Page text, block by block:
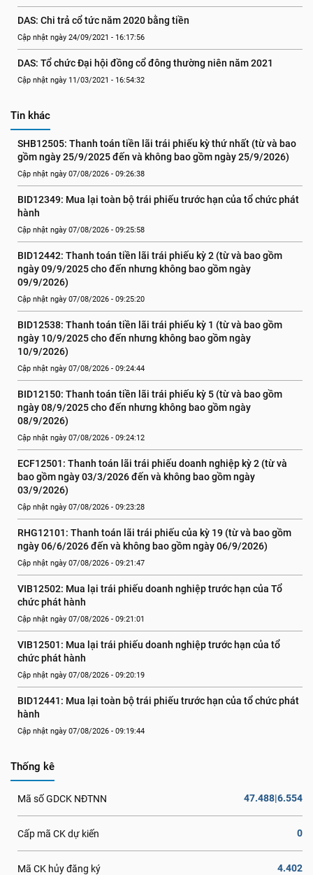
DAS: Chi trả cổ tức năm 2020 bằng tiền
Cập nhật ngày 24/09/2021 - 16:17:56
DAS: Tổ chức Đại hội đồng cổ đông thường niên năm 2021
Cập nhật ngày 11/03/2021 - 16:54:32
Tin khác
SHB12505: Thanh toán tiền lãi trái phiếu kỳ thứ nhất (từ và bao
gồm ngày 25/9/2025 đến và không bao gồm ngày 25/9/2026)
Cập nhật ngày 07/08/2026 - 09:26:38
BID12349: Mua lại toàn bộ trái phiếu trước hạn của tổ chức phát
hành
Cập nhật ngày 07/08/2026 - 09:25:58
BID12442: Thanh toán tiền lãi trái phiếu kỳ 2 (từ và bao gồm
ngày 09/9/2025 cho đến nhưng không bao gồm ngày
09/9/2026)
Cập nhật ngày 07/08/2026 - 09:25:20
BID12538: Thanh toán tiền lãi trái phiếu kỳ 1 (từ và bao gồm
ngày 10/9/2025 cho đến nhưng không bao gồm ngày
10/9/2026)
Cập nhật ngày 07/08/2026 - 09:24:44
BID12150: Thanh toán tiền lãi trái phiếu kỳ 5 (từ và bao gồm
ngày 08/9/2025 cho đến nhưng không bao gồm ngày
08/9/2026)
Cập nhật ngày 07/08/2026 - 09:24:12
ECF12501: Thanh toán lãi trái phiếu doanh nghiệp kỳ 2 (từ và
bao gồm ngày 03/3/2026 đến và không bao gồm ngày
03/9/2026)
Cập nhật ngày 07/08/2026 - 09:23:28
RHG12101: Thanh toán lãi trái phiếu của kỳ 19 (từ và bao gồm
ngày 06/6/2026 đến và không bao gồm ngày 06/9/2026)
Cập nhật ngày 07/08/2026 - 09:21:47
VIB12502: Mua lại trái phiếu doanh nghiệp trước hạn của Tổ
chức phát hành
Cập nhật ngày 07/08/2026 - 09:21:01
VIB12501: Mua lại trái phiếu doanh nghiệp trước hạn của tổ
chức phát hành
Cập nhật ngày 07/08/2026 - 09:20:19
BID12441: Mua lại toàn bộ trái phiếu trước hạn của tổ chức phát
hành
Cập nhật ngày 07/08/2026 - 09:19:44
Thống kê
Mã số GDCK NĐTNN 47.488|6.554
Cấp mã CK dự kiến 0
Mã CK hủy đăng ký 4.402